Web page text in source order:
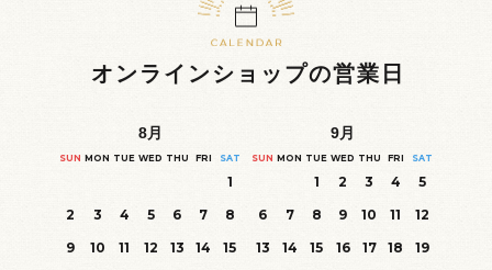
オンラインショップの営業日
8月
SUN MON TUE WED THU FRI SAT
1
2
3 4 5 6 7
8
9
10 11 12 13 14
15
9月
SUN MON TUE WED THU FRI SAT
1 2 3 4
5
6
7 8 9 10 11
12
13
14 15 16 17 18
19